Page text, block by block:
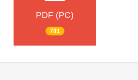
PDF (PC)
791